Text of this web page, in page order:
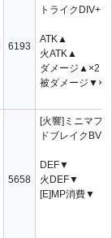
6193
トライクDIV+
ATK▲
火ATK▲
ダメージ▲×2
被ダメージ▼×2
5658
[火響]ミニマフ
ドブレイクBV+
DEF▼
火DEF▼
[E]MP消費▼